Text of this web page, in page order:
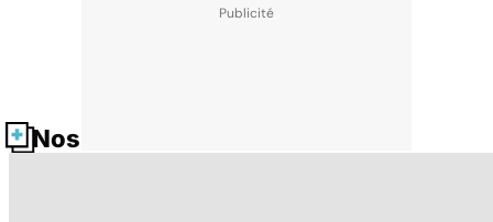
Nos fiches santé